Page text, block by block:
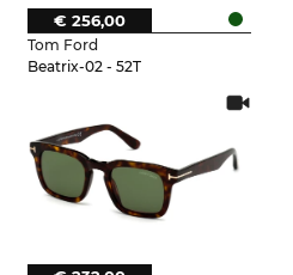
Tom Ford
Beatrix-02 - 52T
€ 256,00